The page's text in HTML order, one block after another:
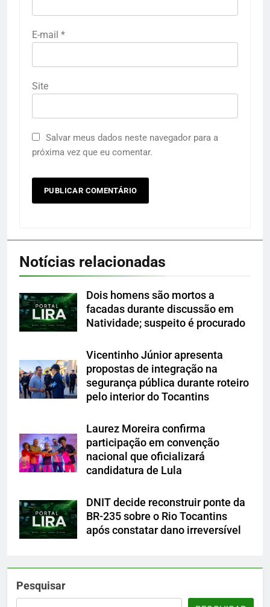
E-mail *
Site
Salvar meus dados neste navegador para a
próxima vez que eu comentar.
Notícias relacionadas
Dois homens são mortos a
facadas durante discussão em
Natividade; suspeito é procurado
Vicentinho Júnior apresenta
propostas de integração na
segurança pública durante roteiro
pelo interior do Tocantins
Laurez Moreira confirma
participação em convenção
nacional que oficializará
candidatura de Lula
DNIT decide reconstruir ponte da
BR-235 sobre o Rio Tocantins
após constatar dano irreversível
Pesquisar